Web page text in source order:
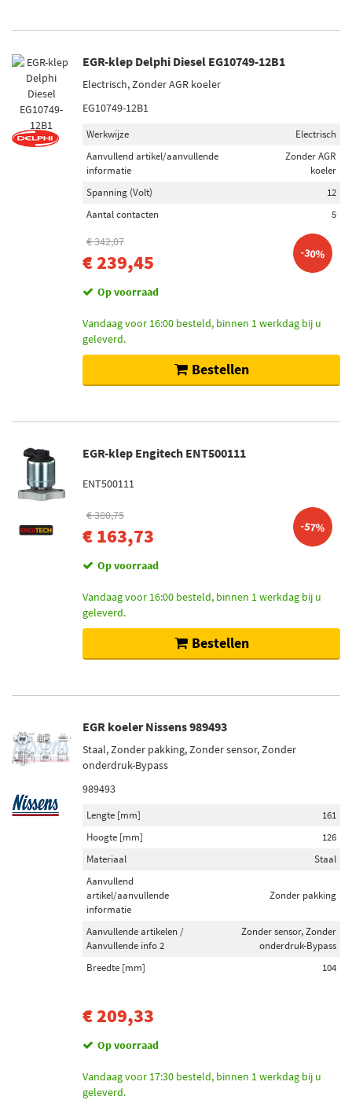
EGR-klep Delphi Diesel EG10749-12B1
Electrisch, Zonder AGR koeler
EG10749-12B1
Werkwijze
Electrisch
Aanvullend artikel/aanvullende
informatie
Zonder AGR
koeler
Spanning (Volt)
12
Aantal contacten
5
€ 342,07
€ 239,45 -30%
Op voorraad
Vandaag voor 16:00 besteld, binnen 1 werkdag bij u
geleverd.
Bestellen
EGR-klep Engitech ENT500111
ENT500111
€ 380,75
€ 163,73 -57%
Op voorraad
Vandaag voor 16:00 besteld, binnen 1 werkdag bij u
geleverd.
Bestellen
EGR koeler Nissens 989493
Staal, Zonder pakking, Zonder sensor, Zonder
onderdruk-Bypass
989493
Lengte [mm]
161
Hoogte [mm]
126
Materiaal
Staal
Aanvullend
artikel/aanvullende
informatie
Zonder pakking
Aanvullende artikelen /
Aanvullende info 2
Zonder sensor, Zonder
onderdruk-Bypass
Breedte [mm]
104
€ 209,33
Op voorraad
Vandaag voor 17:30 besteld, binnen 1 werkdag bij u
geleverd.